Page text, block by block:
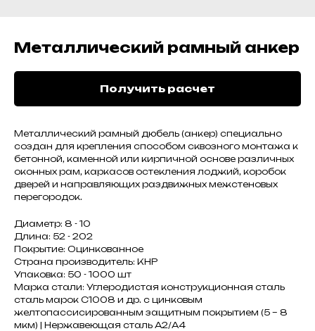
Металлический рамный анкер
Получить расчет
Металлический рамный дюбель (анкер) специально
создан для крепления способом сквозного монтажа к
бетонной, каменной или кирпичной основе различных
оконных рам, каркасов остекления лоджий, коробок
дверей и направляющих раздвижных межстеновых
перегородок.
Диаметр: 8 - 10
Длина: 52 - 202
Покрытие: Оцинкованное
Страна производитель: КНР
Упаковка: 50 - 1000 шт
Марка стали: Углеродистая конструкционная сталь
сталь марок С1008 и др. с цинковым
желтопассисированным защитным покрытием (5 – 8
мкм) | Нержавеющая сталь А2/А4